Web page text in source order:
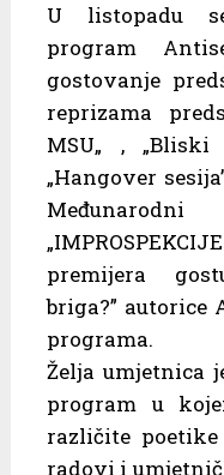
U listopadu
program
gostovanje
reprizama
MSU„ ,
„Hangover
premijera
briga?” autorice
programa.
Želja umjetnica
program u
različite
radovi i